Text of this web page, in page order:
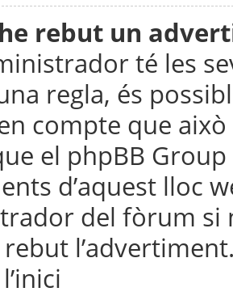
rebut un
té les
regla, és
compte que
el phpBB
d’aquest lloc
del fòrum